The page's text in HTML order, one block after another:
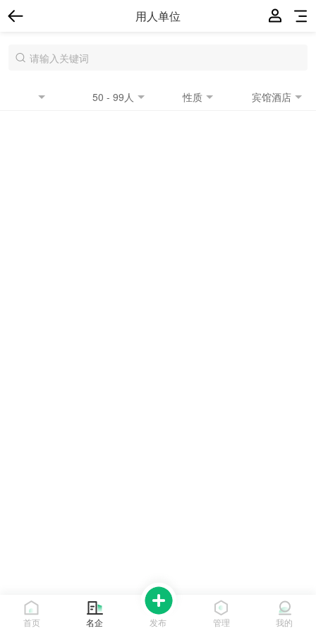
用人单位
50 - 99人 性质 宾馆酒店
首页 名企 发布 管理 我的